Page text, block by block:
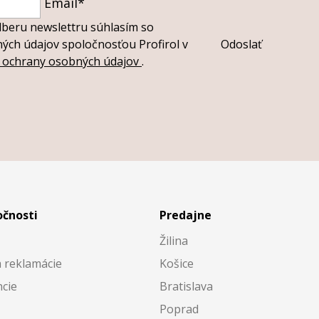
newslettru súhlasím so
údajov spoločnosťou Profirol v
osobných údajov.
Odoslať
reklamácie
Predajne
Žilina
Košice
Bratislava
Poprad